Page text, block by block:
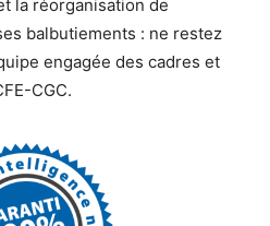
la réorganisation de
balbutiements : ne restez
engagée des cadres et
CGC.